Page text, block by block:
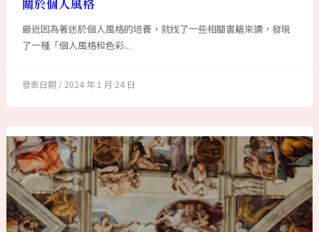
關於個人風格
最近因為著迷於個人風格的培養，就找了一些相關書籍來讀，發現
了一種「個人風格和色彩...
2024 年 1 月 24 日